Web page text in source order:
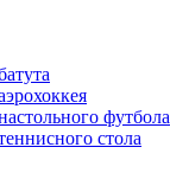
футбола
стола